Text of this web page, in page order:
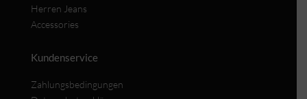
Herren Jeans
Accessories
Kundenservice
Zahlungsbedingungen